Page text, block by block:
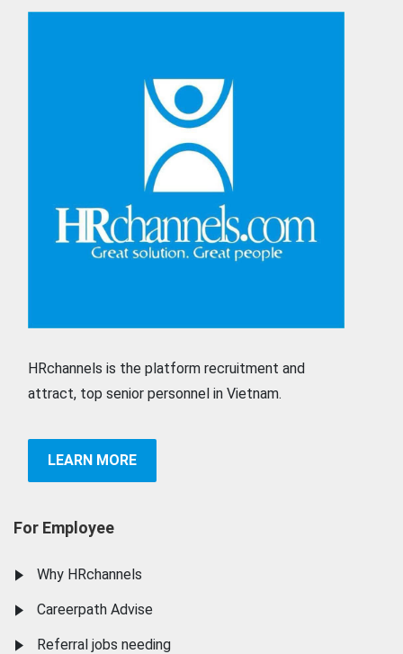
HRchannels is the platform recruitment and
attract, top senior personnel in Vietnam.
LEARN MORE
For Employee
Why HRchannels
Careerpath Advise
Referral jobs needing